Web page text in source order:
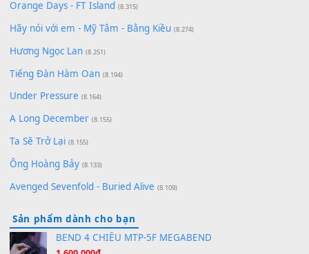
Lãng Quên Chiều Thu | Anh không muốn ra đi | Qí shí bù
zǒu - 其实不想走
(8.929)
[SHEET] Ánh Trăng Nói Hộ Lòng Tôi - Mạnh Lệ Quân | Intro +
Bóng mây qua thềm
[SHEET PIANO] We Wish You A Merry Christmas
Orange Days - FT Island (8.315)
Hương Ngọc Lan (8.251)